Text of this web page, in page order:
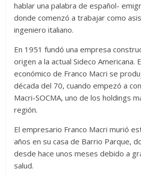
hablar una palabra de español-
donde comenzó a trabajar como
ingeniero italiano.
En 1951 fundó una empresa
origen a la actual Sideco Americana.
económico de Franco Macri se
década del 70, cuando empezó a
Macri-SOCMA, uno de los holdings
región.
El empresario Franco Macri murió
años en su casa de Barrio Parque,
desde hace unos meses debido a
salud.